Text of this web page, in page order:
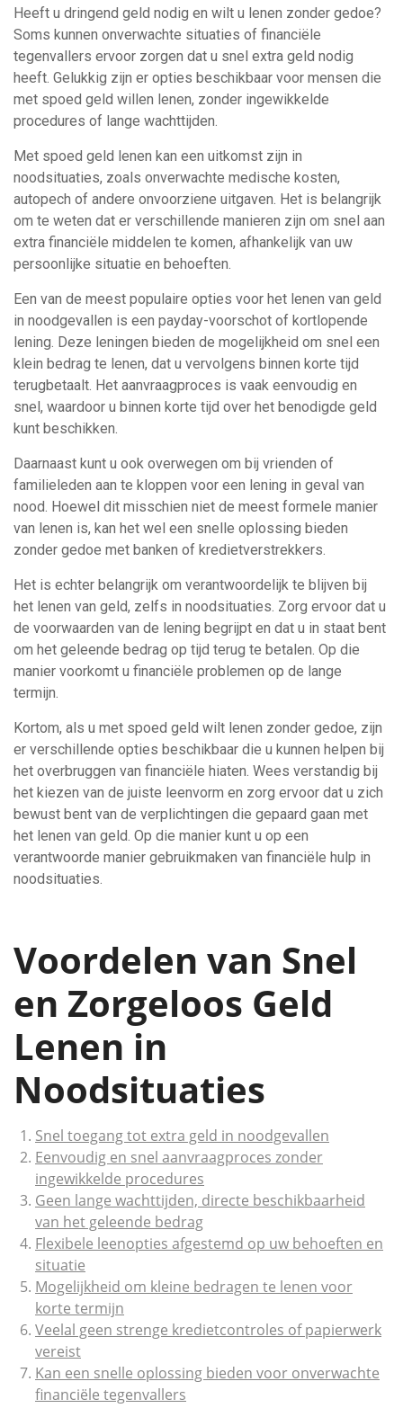
Heeft u dringend geld nodig en wilt u lenen zonder gedoe?
Soms kunnen onverwachte situaties of financiële
tegenvallers ervoor zorgen dat u snel extra geld nodig
heeft. Gelukkig zijn er opties beschikbaar voor mensen die
met spoed geld willen lenen, zonder ingewikkelde
procedures of lange wachttijden.
Met spoed geld lenen kan een uitkomst zijn in
noodsituaties, zoals onverwachte medische kosten,
autopech of andere onvoorziene uitgaven. Het is belangrijk
om te weten dat er verschillende manieren zijn om snel aan
extra financiële middelen te komen, afhankelijk van uw
persoonlijke situatie en behoeften.
Een van de meest populaire opties voor het lenen van geld
in noodgevallen is een payday-voorschot of kortlopende
lening. Deze leningen bieden de mogelijkheid om snel een
klein bedrag te lenen, dat u vervolgens binnen korte tijd
terugbetaalt. Het aanvraagproces is vaak eenvoudig en
snel, waardoor u binnen korte tijd over het benodigde geld
kunt beschikken.
Daarnaast kunt u ook overwegen om bij vrienden of
familieleden aan te kloppen voor een lening in geval van
nood. Hoewel dit misschien niet de meest formele manier
van lenen is, kan het wel een snelle oplossing bieden
zonder gedoe met banken of kredietverstrekkers.
Het is echter belangrijk om verantwoordelijk te blijven bij
het lenen van geld, zelfs in noodsituaties. Zorg ervoor dat u
de voorwaarden van de lening begrijpt en dat u in staat bent
om het geleende bedrag op tijd terug te betalen. Op die
manier voorkomt u financiële problemen op de lange
termijn.
Kortom, als u met spoed geld wilt lenen zonder gedoe, zijn
er verschillende opties beschikbaar die u kunnen helpen bij
het overbruggen van financiële hiaten. Wees verstandig bij
het kiezen van de juiste leenvorm en zorg ervoor dat u zich
bewust bent van de verplichtingen die gepaard gaan met
het lenen van geld. Op die manier kunt u op een
verantwoorde manier gebruikmaken van financiële hulp in
noodsituaties.
Voordelen van Snel
en Zorgeloos Geld
Lenen in
Noodsituaties
Snel toegang tot extra geld in noodgevallen
Eenvoudig en snel aanvraagproces zonder
ingewikkelde procedures
Geen lange wachttijden, directe beschikbaarheid
van het geleende bedrag
Flexibele leenopties afgestemd op uw behoeften en
situatie
Mogelijkheid om kleine bedragen te lenen voor
korte termijn
Veelal geen strenge kredietcontroles of papierwerk
vereist
Kan een snelle oplossing bieden voor onverwachte
financiële tegenvallers